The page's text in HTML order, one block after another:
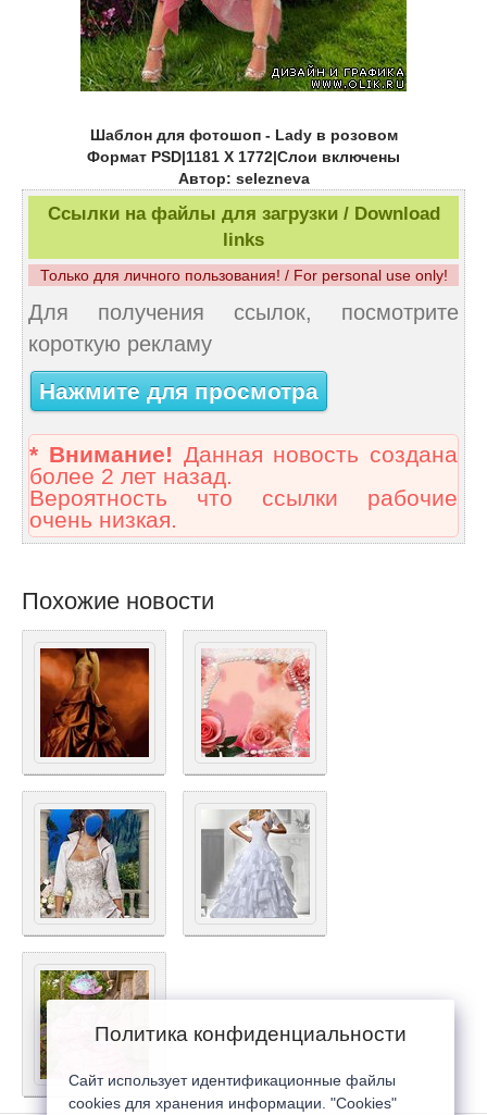
Шаблон для фотошоп - Lady в розовом
Формат PSD|1181 Х 1772|Слои включены
Автор: selezneva
Ссылки на файлы для загрузки / Download
links
Только для личного пользования! / For personal use only!
Для получения ссылок, посмотрите
короткую рекламу
Нажмите для просмотра
* Внимание! Данная новость создана
более 2 лет назад.
Вероятность что ссылки рабочие
очень низкая.
Похожие новости
Политика конфиденциальности
Сайт использует идентификационные файлы
cookies для хранения информации. "Cookies"